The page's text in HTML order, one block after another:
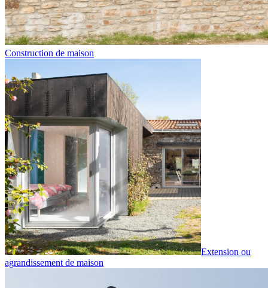
Construction de maison
Extension ou
agrandissement de maison